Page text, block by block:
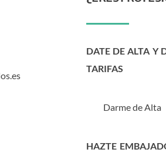
DATE DE ALTA Y
TARIFAS
Darme de Alta
HAZTE